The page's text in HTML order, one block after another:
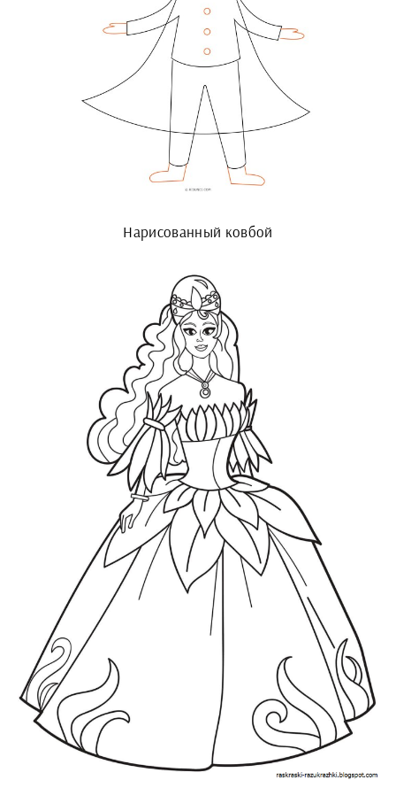
Нарисованный ковбой